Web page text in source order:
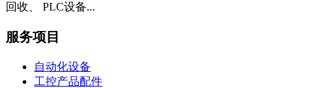
回收、 PLC设备...
服务项目
自动化设备
工控产品配件